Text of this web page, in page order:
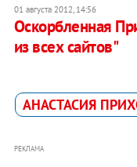
01 августа 2012, 14:56
Оскорбленная
из всех сайтов"
АНАСТАСИЯ
РЕКЛАМА